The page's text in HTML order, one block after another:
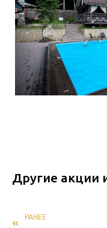
Другие акции
РАНЕЕ